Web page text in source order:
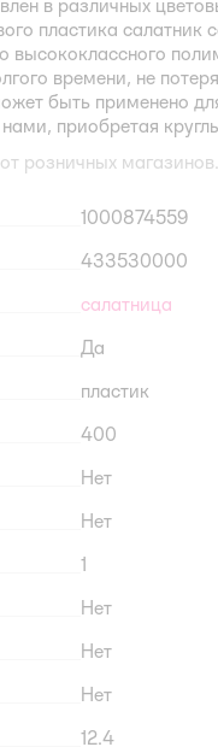
в различных
пластика салатник
высококлассного
времени, не
быть применено
приобретая
розничных магазинов.
1000874559
433530000
салатница
Да
пластик
400
Нет
Нет
1
Нет
Нет
Нет
12.4